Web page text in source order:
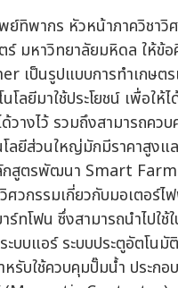
ทิพากร หัวหน้าภาควิชาวิ
มหาวิทยาลัยมหิดล ให้ข้อ
เป็นรูปแบบการทำเกษตร
โลยีมาใช้ประโยชน์ เพื่อใ
วางไว้ รวมถึงสามารถคว
ลยีส่วนใหญ่มักมีราคาสูงแ
กสูตรพัฒนา Smart
ศวกรรมเกี่ยวกับมอเตอร์ไ
ทโฟน ซึ่งสามารถนำไปใช้
ะบบแอร์ ระบบประตูอัตโน
หรับใช้ควบคุมปั๊มน้ำ ประก